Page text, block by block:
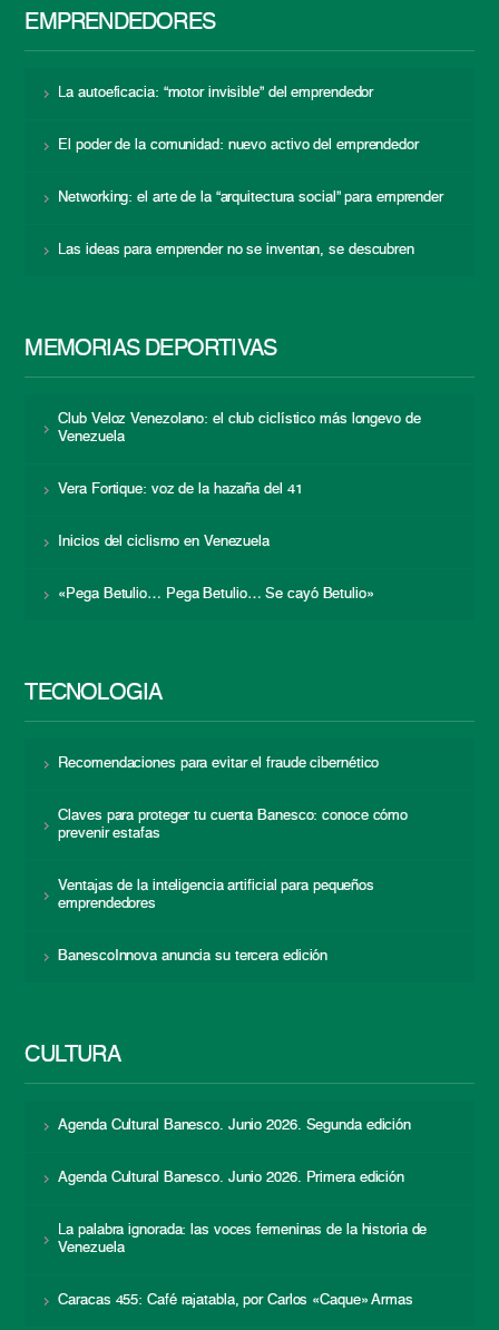
EMPRENDEDORES
La autoeficacia: “motor invisible” del emprendedor
El poder de la comunidad: nuevo activo del emprendedor
Networking: el arte de la “arquitectura social” para emprender
Las ideas para emprender no se inventan, se descubren
MEMORIAS DEPORTIVAS
Club Veloz Venezolano: el club ciclístico más longevo de
Venezuela
Vera Fortique: voz de la hazaña del 41
Inicios del ciclismo en Venezuela
«Pega Betulio… Pega Betulio… Se cayó Betulio»
TECNOLOGÍA
Recomendaciones para evitar el fraude cibernético
Claves para proteger tu cuenta Banesco: conoce cómo
prevenir estafas
Ventajas de la inteligencia artificial para pequeños
emprendedores
BanescoInnova anuncia su tercera edición
CULTURA
Agenda Cultural Banesco. Junio 2026. Segunda edición
Agenda Cultural Banesco. Junio 2026. Primera edición
La palabra ignorada: las voces femeninas de la historia de
Venezuela
Caracas 455: Café rajatabla, por Carlos «Caque» Armas